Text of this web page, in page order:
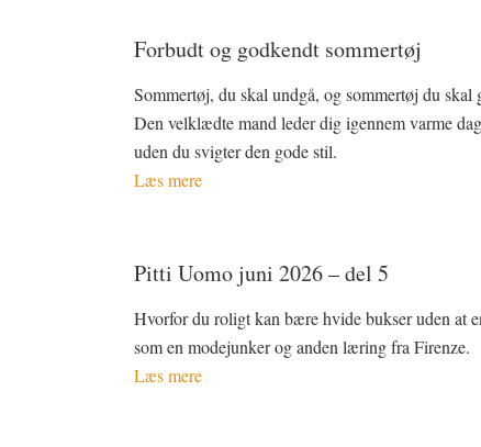
Forbudt og godkendt sommertøj
Sommertøj, du skal undgå, og sommertøj du skal
Den velklædte mand leder dig igennem varme
uden du svigter den gode stil.
Læs mere
Pitti Uomo juni 2026 – del 5
Hvorfor du roligt kan bære hvide bukser uden at
som en modejunker og anden læring fra Firenze.
Læs mere